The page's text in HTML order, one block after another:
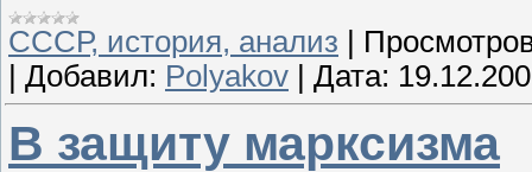
СССР, история, анализ |
| Добавил: Polyakov | Дата:
В защиту марксизма